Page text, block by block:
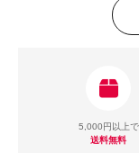
5,000円以上で
送料無料